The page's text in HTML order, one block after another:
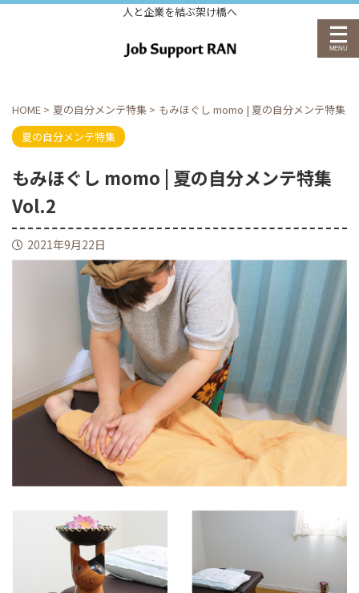
人と企業を結ぶ架け橋へ
HOME > 夏の自分メンテ特集 > もみほぐし momo | 夏の自分メンテ特集
夏の自分メンテ特集
もみほぐし momo | 夏の自分メンテ特集
Vol.2
2021年9月22日